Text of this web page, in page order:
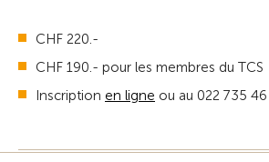
CHF 220.-
CHF 190.- pour les membres du TCS
Inscription en ligne ou au 022 735